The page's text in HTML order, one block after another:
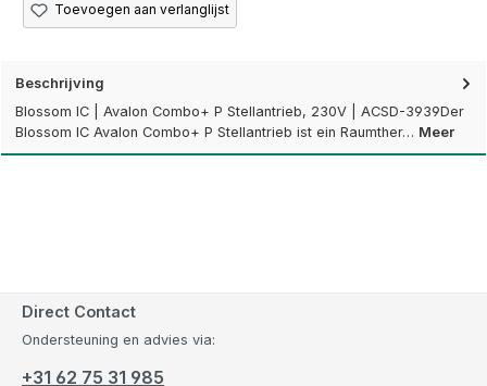
Toevoegen aan verlanglijst
Beschrijving
Blossom IC | Avalon Combo+ P Stellantrieb, 230V | ACSD-3939Der
Blossom IC Avalon Combo+ P Stellantrieb ist ein Raumther… Meer
Direct Contact
Ondersteuning en advies via:
+31 62 75 31 985